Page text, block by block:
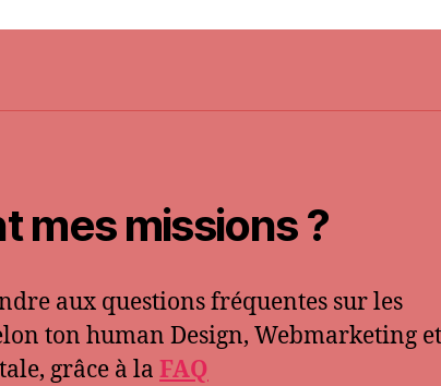
mes missions ?
aux questions fréquentes sur les
ton human Design, Webmarketing et
grâce à la FAQ